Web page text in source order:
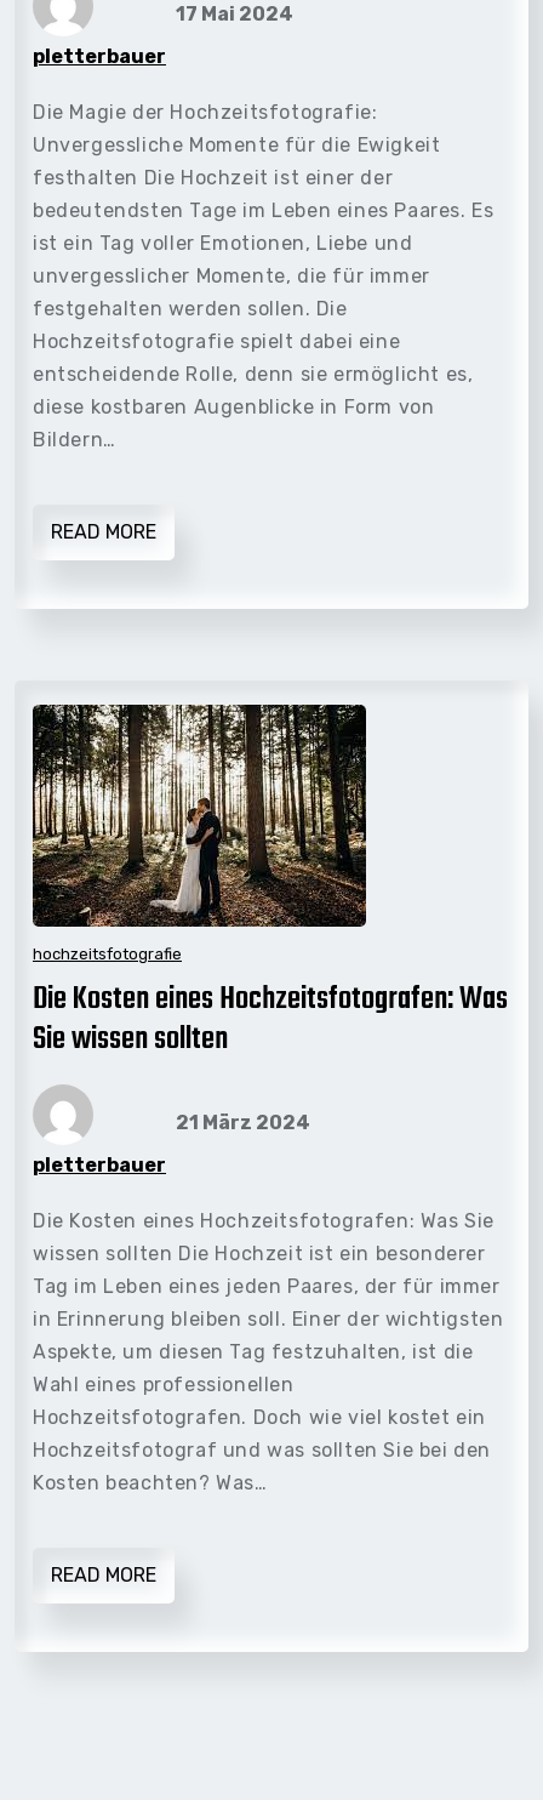
pletterbauer
17 Mai 2024
Die Magie der Hochzeitsfotografie:
Unvergessliche Momente für die Ewigkeit
festhalten Die Hochzeit ist einer der
bedeutendsten Tage im Leben eines Paares. Es
ist ein Tag voller Emotionen, Liebe und
unvergesslicher Momente, die für immer
festgehalten werden sollen. Die
Hochzeitsfotografie spielt dabei eine
entscheidende Rolle, denn sie ermöglicht es,
diese kostbaren Augenblicke in Form von
Bildern…
READ MORE
hochzeitsfotografie
Die Kosten eines Hochzeitsfotografen: Was
Sie wissen sollten
pletterbauer
21 März 2024
Die Kosten eines Hochzeitsfotografen: Was Sie
wissen sollten Die Hochzeit ist ein besonderer
Tag im Leben eines jeden Paares, der für immer
in Erinnerung bleiben soll. Einer der wichtigsten
Aspekte, um diesen Tag festzuhalten, ist die
Wahl eines professionellen
Hochzeitsfotografen. Doch wie viel kostet ein
Hochzeitsfotograf und was sollten Sie bei den
Kosten beachten? Was…
READ MORE